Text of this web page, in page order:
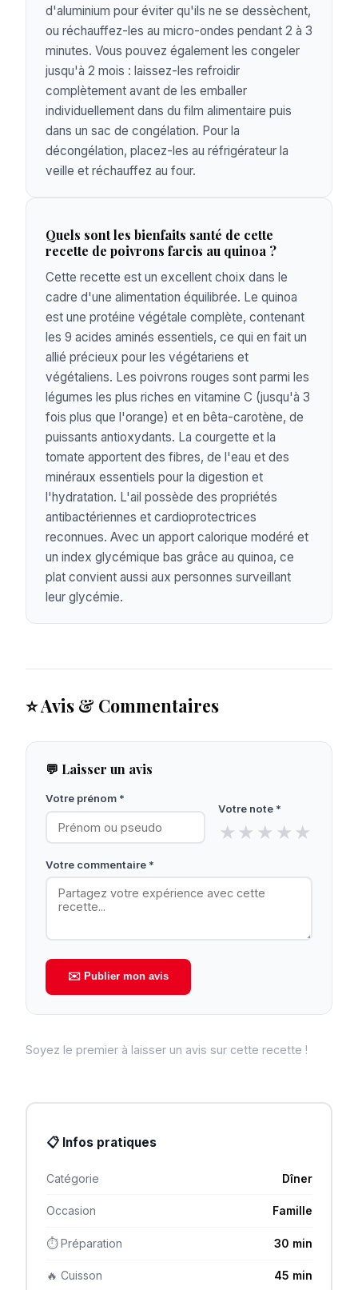
d'aluminium pour éviter qu'ils ne se dessèchent,
ou réchauffez-les au micro-ondes pendant 2 à 3
minutes. Vous pouvez également les congeler
jusqu'à 2 mois : laissez-les refroidir
complètement avant de les emballer
individuellement dans du film alimentaire puis
dans un sac de congélation. Pour la
décongélation, placez-les au réfrigérateur la
veille et réchauffez au four.
Quels sont les bienfaits santé de cette
recette de poivrons farcis au quinoa ?
Cette recette est un excellent choix dans le
cadre d'une alimentation équilibrée. Le quinoa
est une protéine végétale complète, contenant
les 9 acides aminés essentiels, ce qui en fait un
allié précieux pour les végétariens et
végétaliens. Les poivrons rouges sont parmi les
légumes les plus riches en vitamine C (jusqu'à 3
fois plus que l'orange) et en bêta-carotène, de
puissants antioxydants. La courgette et la
tomate apportent des fibres, de l'eau et des
minéraux essentiels pour la digestion et
l'hydratation. L'ail possède des propriétés
antibactériennes et cardioprotectrices
reconnues. Avec un apport calorique modéré et
un index glycémique bas grâce au quinoa, ce
plat convient aussi aux personnes surveillant
leur glycémie.
⭐ Avis & Commentaires
💬 Laisser un avis
Votre prénom *
Votre note *
★ ★ ★ ★ ★
Votre commentaire *
✉️ Publier mon avis
Soyez le premier à laisser un avis sur cette recette !
📋 Infos pratiques
Catégorie Dîner
Occasion Famille
⏱ Préparation 30 min
🔥 Cuisson 45 min